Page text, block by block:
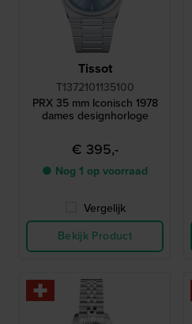
Tissot
T1372101135100
PRX 35 mm Iconisch 1978
dames designhorloge
€ 395,-
● Nog 1 op voorraad
Vergelijk
Bekijk Product